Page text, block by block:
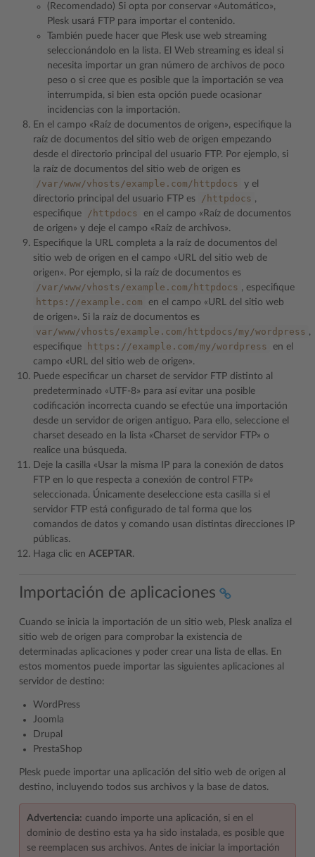
(Recomendado) Si opta por conservar «Automático»,
Plesk usará FTP para importar el contenido.
También puede hacer que Plesk use web streaming
seleccionándolo en la lista. El Web streaming es ideal si
necesita importar un gran número de archivos de poco
peso o si cree que es posible que la importación se vea
interrumpida, si bien esta opción puede ocasionar
incidencias con la importación.
En el campo «Raíz de documentos de origen», especifique la
raíz de documentos del sitio web de origen empezando
desde el directorio principal del usuario FTP. Por ejemplo, si
la raíz de documentos del sitio web de origen es
/var/www/vhosts/example.com/httpdocs
y el
directorio principal del usuario FTP es
/httpdocs ,
especifique
/httpdocs
en el campo «Raíz de documentos
de origen» y deje el campo «Raíz de archivos».
Especifique la URL completa a la raíz de documentos del
sitio web de origen en el campo «URL del sitio web de
origen». Por ejemplo, si la raíz de documentos es
/var/www/vhosts/example.com/httpdocs , especifique
https://example.com
en el campo «URL del sitio web
de origen». Si la raíz de documentos es
var/www/vhosts/example.com/httpdocs/my/wordpress ,
especifique
https://example.com/my/wordpress
en el
campo «URL del sitio web de origen».
Puede especificar un charset de servidor FTP distinto al
predeterminado «UTF-8» para así evitar una posible
codificación incorrecta cuando se efectúe una importación
desde un servidor de origen antiguo. Para ello, seleccione el
charset deseado en la lista «Charset de servidor FTP» o
realice una búsqueda.
Deje la casilla «Usar la misma IP para la conexión de datos
FTP en lo que respecta a conexión de control FTP»
seleccionada. Únicamente deseleccione esta casilla si el
servidor FTP está configurado de tal forma que los
comandos de datos y comando usan distintas direcciones IP
públicas.
Haga clic en ACEPTAR.
Importación de aplicaciones
Cuando se inicia la importación de un sitio web, Plesk analiza el
sitio web de origen para comprobar la existencia de
determinadas aplicaciones y poder crear una lista de ellas. En
estos momentos puede importar las siguientes aplicaciones al
servidor de destino:
WordPress
Joomla
Drupal
PrestaShop
Plesk puede importar una aplicación del sitio web de origen al
destino, incluyendo todos sus archivos y la base de datos.
Advertencia: cuando importe una aplicación, si en el
dominio de destino esta ya ha sido instalada, es posible que
se reemplacen sus archivos. Antes de iniciar la importación